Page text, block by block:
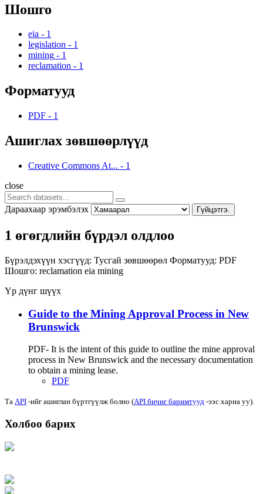
Шошго
eia - 1
legislation - 1
mining - 1
reclamation - 1
Форматууд
PDF - 1
Ашиглах зөвшөөрлүүд
Creative Commons At... - 1
close
Дараахаар эрэмбэлэх Гүйцэтгэ.
1 өгөгдлийн бүрдэл олдлоо
Бүрэлдэхүүн хэсгүүд: Тусгай зөвшөөрөл Форматууд: PDF
Шошго: reclamation eia mining
Үр дүнг шүүх
Guide to the Mining Approval Process in New
Brunswick
PDF- It is the intent of this guide to outline the mine approval
process in New Brunswick and the necessary documentation
to obtain a mining lease.
PDF
Та API -ийг ашиглан бүртгүүлж болно (API бичиг баримтууд -ээс харна уу).
Холбоо барих